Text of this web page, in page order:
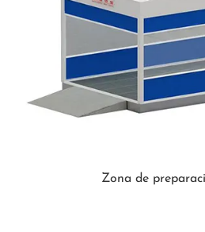
Zona de